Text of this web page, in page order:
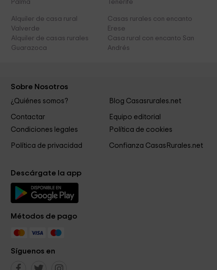
Palma
Tenerife
Alquiler de casa rural
Valverde
Casas rurales con encanto
Erese
Alquiler de casas rurales
Guarazoca
Casa rural con encanto San
Andrés
Sobre Nosotros
¿Quiénes somos? Blog Casasrurales.net
Contactar
Equipo editorial
Condiciones legales
Política de cookies
Política de privacidad Confianza CasasRurales.net
Descárgate la app
Métodos de pago
Síguenos en